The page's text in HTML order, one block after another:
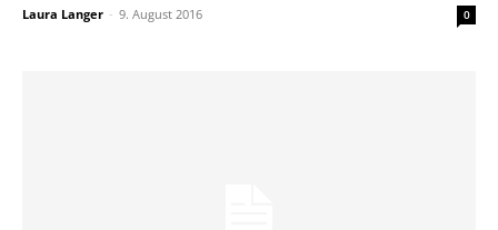
Laura Langer - 9. August 2016 0